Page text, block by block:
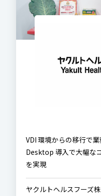
VDI 環境からの移行で
Desktop 導入で大幅な
を実現
ヤクルトヘルスフーズ